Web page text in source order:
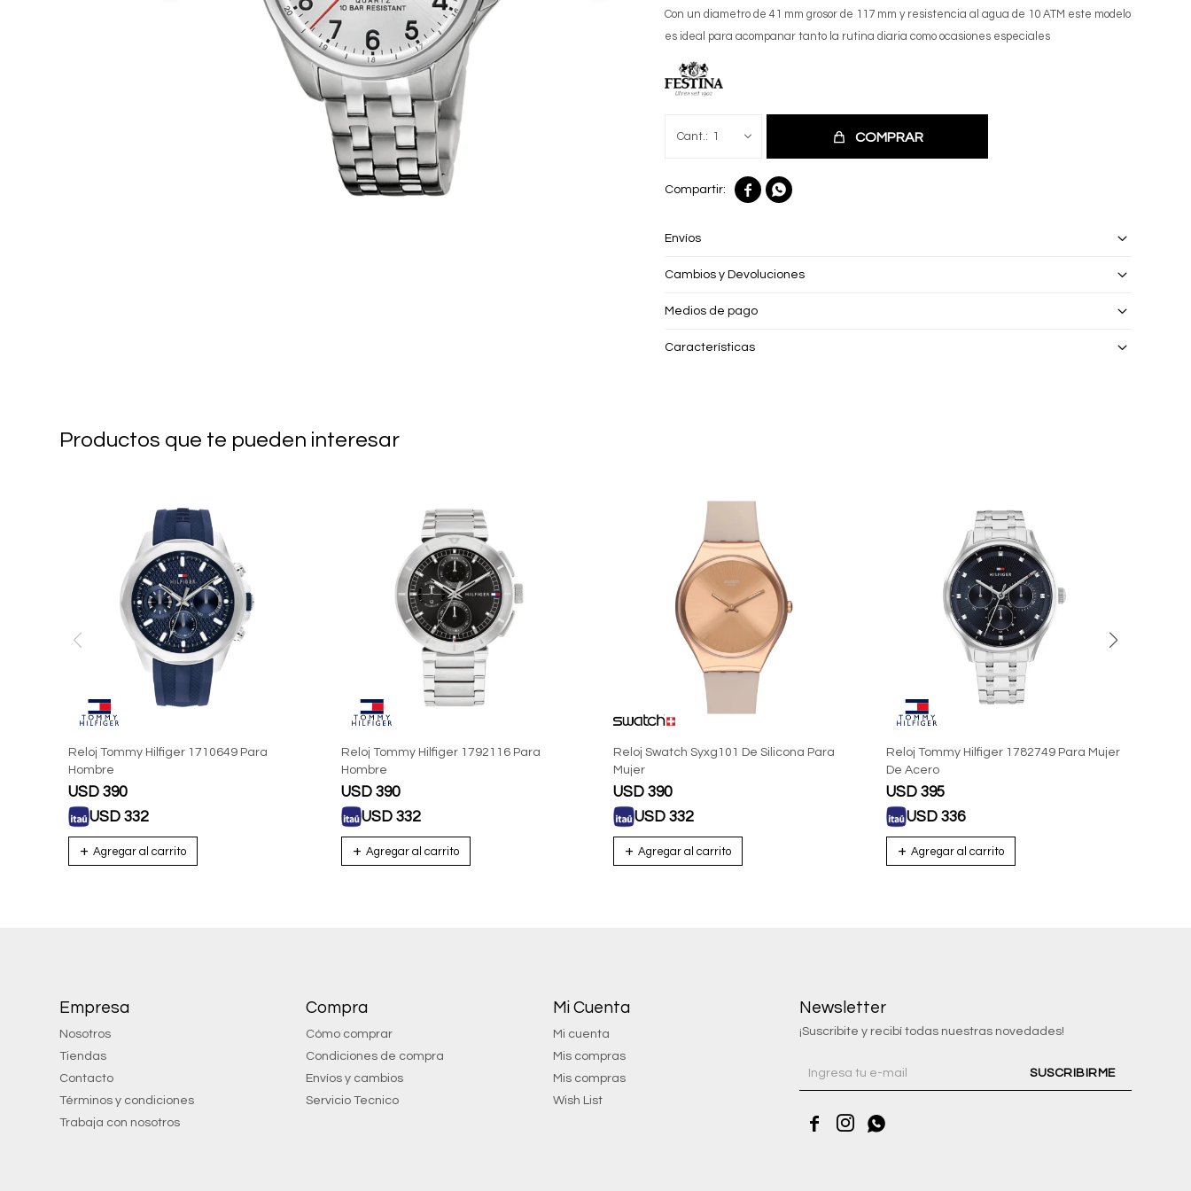
Con un diametro de 41 mm grosor de 117 mm y resistencia al agua de 10 ATM este modelo
es ideal para acompanar tanto la rutina diaria como ocasiones especiales
1 COMPRAR
 
Envíos
Cambios y Devoluciones
Medios de pago
Características
Productos que te pueden interesar
Reloj Tommy Hilfiger 1710649 Para
Hombre
USD 390
USD 332
Reloj Tommy Hilfiger 1792116 Para
Hombre
USD 390
USD 332
Reloj Swatch Syxg101 De Silicona Para
Mujer
USD 390
USD 332
Reloj Tommy Hilfiger 1782749 Para Mujer
De Acero
USD 395
USD 336
Empresa
Nosotros
Tiendas
Contacto
Términos y condiciones
Trabaja con nosotros
Compra
Cómo comprar
Condiciones de compra
Envíos y cambios
Servicio Tecnico
Mi Cuenta
Mi cuenta
Mis compras
Mis compras
Wish List
Newsletter
¡Suscribite y recibí todas nuestras novedades!
SUSCRIBIRME
  